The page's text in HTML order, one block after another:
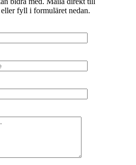
eller fyll i formuläret nedan.